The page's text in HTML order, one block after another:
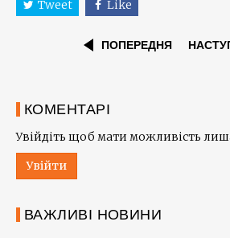
Tweet Like
ПОПЕРЕДНЯ
КОМЕНТАРІ
Увійдіть щоб мати можливість
Увійти
ВАЖЛИВІ НОВИНИ